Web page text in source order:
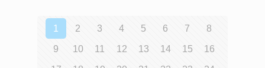
1 2 3 4 5 6 7 8
9 10 11 12 13 14 15 16